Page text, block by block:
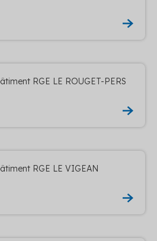
RGE LE ROUGET-PERS
RGE LE VIGEAN